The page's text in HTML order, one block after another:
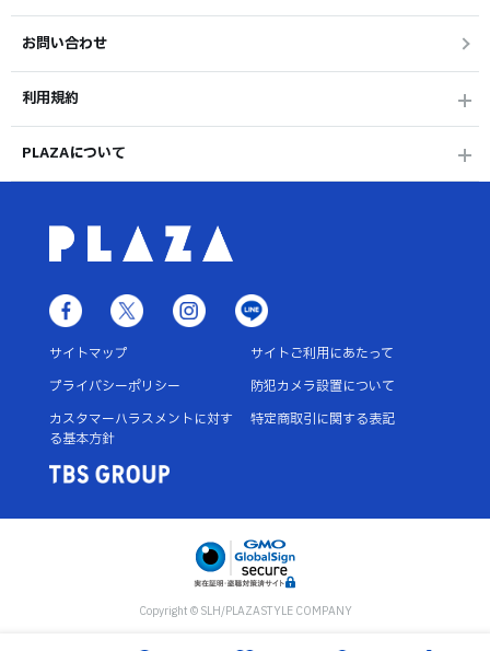
お問い合わせ
利用規約
PLAZAについて
サイトマップ
サイトご利用にあたって
プライバシーポリシー
防犯カメラ設置について
カスタマーハラスメントに対す
る基本方針
特定商取引に関する表記
Copyright © SLH/PLAZASTYLE COMPANY